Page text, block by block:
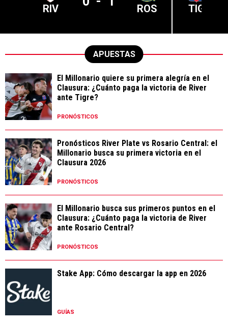
RIV ROS TIG
APUESTAS
El Millonario quiere su primera alegría en el
Clausura: ¿Cuánto paga la victoria de River
ante Tigre?
PRONÓSTICOS
Pronósticos River Plate vs Rosario Central: el
Millonario busca su primera victoria en el
Clausura 2026
PRONÓSTICOS
El Millonario busca sus primeros puntos en el
Clausura: ¿Cuánto paga la victoria de River
ante Rosario Central?
PRONÓSTICOS
Stake App: Cómo descargar la app en 2026
GUÍAS